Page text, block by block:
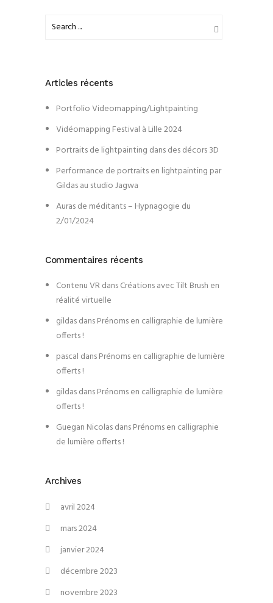
Articles récents
Portfolio Videomapping/Lightpainting
Vidéomapping Festival à Lille 2024
Portraits de lightpainting dans des décors 3D
Performance de portraits en lightpainting par
Gildas au studio Jagwa
Auras de méditants – Hypnagogie du
2/01/2024
Commentaires récents
Contenu VRdansCréations avec Tilt Brush en
réalité virtuelle
gildasdansPrénoms en calligraphie de lumière
offerts !
pascal dansPrénoms en calligraphie de lumière
offerts !
gildasdansPrénoms en calligraphie de lumière
offerts !
Guegan NicolasdansPrénoms en calligraphie
de lumière offerts !
Archives
avril 2024
mars 2024
janvier 2024
décembre 2023
novembre 2023